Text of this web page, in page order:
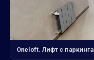
Oneloft. Лифт с паркинга